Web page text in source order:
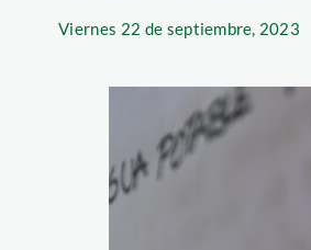
Viernes 22 de septiembre, 2023